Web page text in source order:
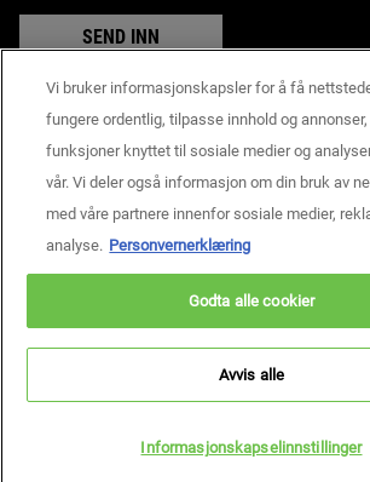
SEND INN
Produsentinformasjon
KIEHL'S
14, rue Royale - 75008 Paris France
consumercare@dk.oaccare.com
BETALINGSINNSTILLINGER
Informasjonskapsler og relatert teknologi brukes til
Personvern
Vi bruker informasjonskapsler for å få
fungere ordentlig, tilpasse innhold og
funksjoner knyttet til sosiale medier og
vår. Vi deler også informasjon om din bruk av
med våre partnere innenfor sosiale medier,
analyse. Personvernerklæring
Informasjonskapselinnstillinger
Avvis alle
Godta alle cookier